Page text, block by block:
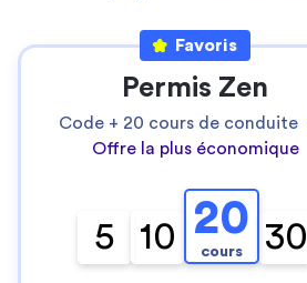
Favoris
Permis Zen
Code + 20 cours de conduite
Offre la plus économique
5 10 20
cours 30